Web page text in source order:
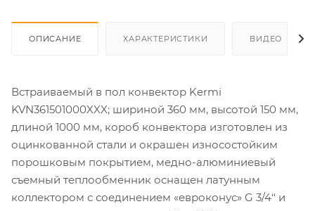
ОПИСАНИЕ ХАРАКТЕРИСТИКИ ВИДЕО
Встраиваемый в пол конвектор Kermi
KVN361501000XXX; шириной 360 мм, высотой 150 мм,
длиной 1000 мм, короб конвектора изготовлен из
оцинкованной стали и окрашен износостойким
порошковым покрытием, медно-алюминиевый
съемный теплообменник оснащен латунным
коллектором с соединением «евроконус» G 3/4‘‘ и